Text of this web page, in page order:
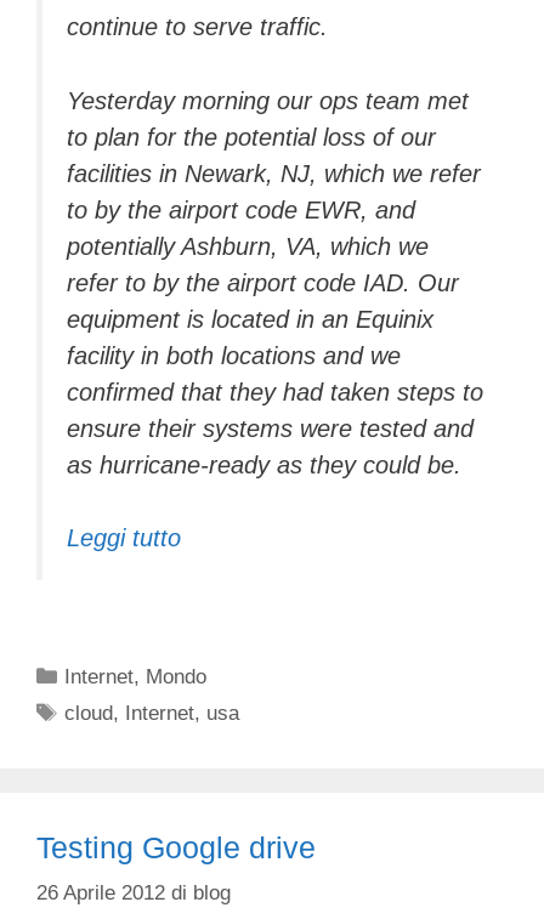
continue to serve traffic.
Yesterday morning our ops team met
to plan for the potential loss of our
facilities in Newark, NJ, which we refer
to by the airport code EWR, and
potentially Ashburn, VA, which we
refer to by the airport code IAD. Our
equipment is located in an Equinix
facility in both locations and we
confirmed that they had taken steps to
ensure their systems were tested and
as hurricane-ready as they could be.
Leggi tutto
Categorie
Internet, Mondo
Tag
cloud, Internet, usa
Testing Google drive
26 Aprile 2012 di blog